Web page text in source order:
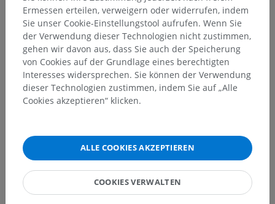
dem Atlas-Wirbel im Halsbereich artikulieren. Der
abgeflachte hintere Teil des Hinterhauptsbeins, diePars
squamosa, weist knöcherne Prominenzen auf, wie die
Protuberantia occipitalis externa und die Lineae nuchae.
Diese Region dient als Ansatzbereich für wichtige
Nackenmuskeln.
Stimmt diese Übersetzung nicht ganz?
Referenzen
Drake, R.L., Vogl, A.W. and Mitchell, A.W.M. (2009). ‘Chapter 8: Head and
Neck’ in Gray’s anatomy for Students. (2nd ed.) Philadelphia PA 19103-
2899: Elsevier, pp. 819-821.
Ermessen erteilen, verweigern oder widerrufen, indem
Sie unser Cookie-Einstellungstool aufrufen. Wenn Sie
der Verwendung dieser Technologien nicht zustimmen,
gehen wir davon aus, dass Sie auch der Speicherung
von Cookies auf der Grundlage eines berechtigten
Interesses widersprechen. Sie können der Verwendung
dieser Technologien zustimmen, indem Sie auf „Alle
Cookies akzeptieren“ klicken.
ALLE COOKIES AKZEPTIEREN
COOKIES VERWALTEN